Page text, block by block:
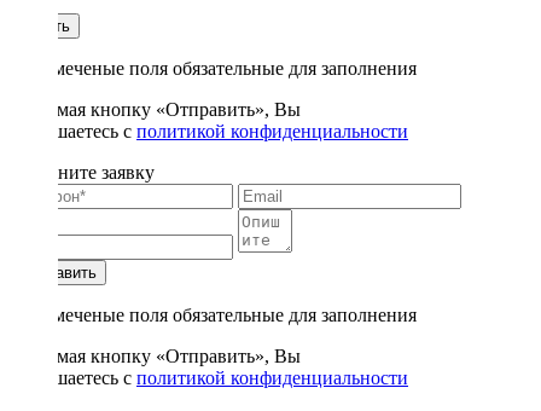
Купить
* - отмеченые поля обязательные для заполнения
Нажимая кнопку «Отправить», Вы
соглашаетесь с политикой конфиденциальности
Заполните заявку
Отправить
* - отмеченые поля обязательные для заполнения
Нажимая кнопку «Отправить», Вы
соглашаетесь с политикой конфиденциальности